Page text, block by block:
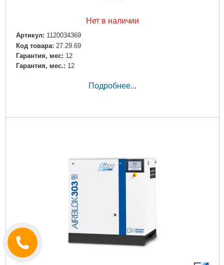
Нет в наличии
Артикул: 1120034369
Код товара: 27.29.69
Гарантия, мес: 12
Гарантия, мес.: 12
Подробнее...